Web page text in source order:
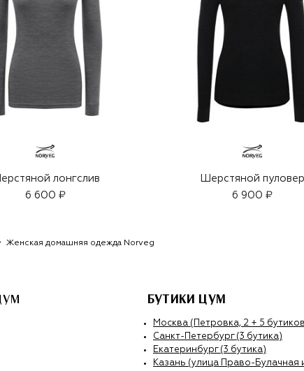
лонгслив
6 600 ₽
Шерстяной пуловер
6 900 ₽
Женская домашняя одежда Norveg
БУТИКИ ЦУМ
Москва (Петровка, 2 + 5
Санкт-Петербург (3 бутика)
Екатеринбург (3 бутика)
Казань (улица Право-Булачная